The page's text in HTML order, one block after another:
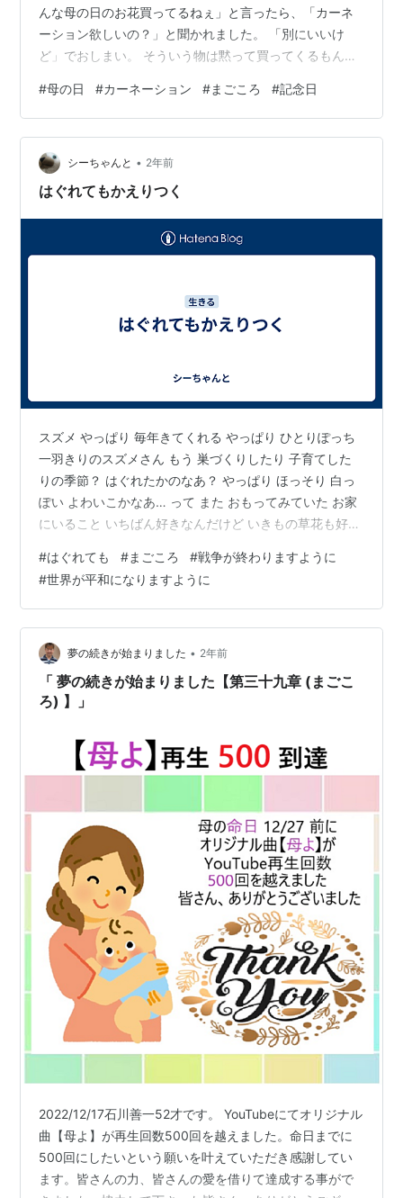
んな母の日のお花買ってるねぇ」と言ったら、「カーネ
ーション欲しいの？」と聞かれました。 「別にいいけ
ど」でおしまい。 そういう物は黙って買ってくるもんだ
念日のお祝いにプレゼントって特にしません。 誕生日の
人の食べたい物食べには行きます。 私はその人の好物作
ったり、ケーキ焼いたりする。 ここ数年、もうちょっと
気を使ってもらってもいいんじゃない？と思い始めまし
た。 ところがですよ。 夜みんなでテレビを見ていて、母
#母の日 #カーネーション #まごころ #記念日
シーちゃんと • 2年前
はぐれてもかえりつく
スズメ やっぱり 毎年きてくれる やっぱり ひとりぽっち
一羽きりのスズメさん もう 巣づくりしたり 子育てした
りの季節？ はぐれたかのなあ？ やっぱり ほっそり 白っ
ぽい よわいこかなあ… って また おもってみていた お家
にいること いちばん好きなんだけど いきもの草花も好き
本として きれいな うつくしい本がよいなあ…って 決まり
があった なんにもわかってないんだなあ って ただ スズ
メの ひとりぽっちの声 しばらく きいてた しずかな ひか
えめな 可憐な声だ… 家族 あって きょうだいあって よう
やっと生きてきたなあ…わたし ちび…
#はぐれても #まごころ #戦争が終わりますように
#世界が平和になりますように
夢の続きが始まりました • 2年前
「 夢の続きが始まりました【第三十九章 (まごこ
ろ) 】」
2022/12/17石川善一52才です。 YouTubeにてオリジナル
曲【母よ】が再生回数500回を越えました。命日までに
500回にしたいという願いを叶えていただき感謝してい
ます。皆さんの力、皆さんの愛を借りて達成する事がで